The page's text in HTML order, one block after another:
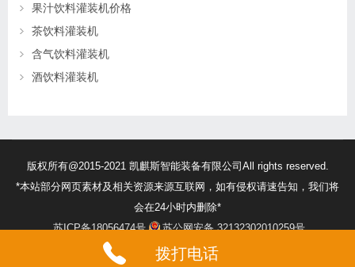
果汁饮料灌装机价格
茶饮料灌装机
含气饮料灌装机
酒饮料灌装机
版权所有@2015-2021 凯麒斯智能装备有限公司All rights reserved.
*本站部分网页素材及相关资源来源互联网，如有侵权请速告知，我们将
会在24小时内删除*
苏ICP备18056474号
苏公网安备 32132302010259号
拨打电话